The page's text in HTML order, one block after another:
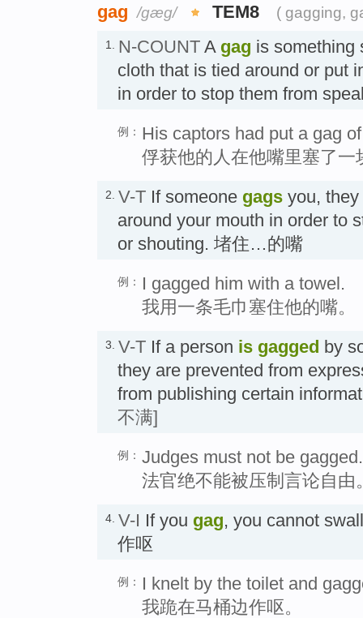
gag /ɡæɡ/ TEM8 ( gagging,
1. N-COUNT A gag is something
cloth that is tied around or put
in order to stop them from
例： His captors had put a gag
俘获他的人在他嘴里塞了一
2. V-T If someone gags you,
around your mouth in order to
or shouting. 堵住…的嘴
例：
I gagged him with a towel.
我用一条毛巾塞住他的嘴。
3. V-T If a person is gagged by
they are prevented from
from publishing certain
不满]
例： Judges must not be gagged.
法官绝不能被压制言论自由
4. V-I If you gag, you cannot
作呕
例：
I knelt by the toilet and
我跪在马桶边作呕。